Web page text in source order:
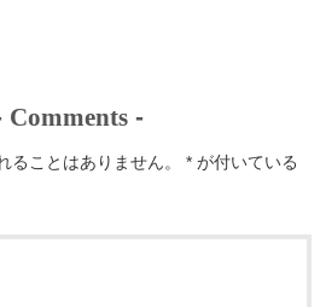
Comments-
ることはありません。 * が付いている